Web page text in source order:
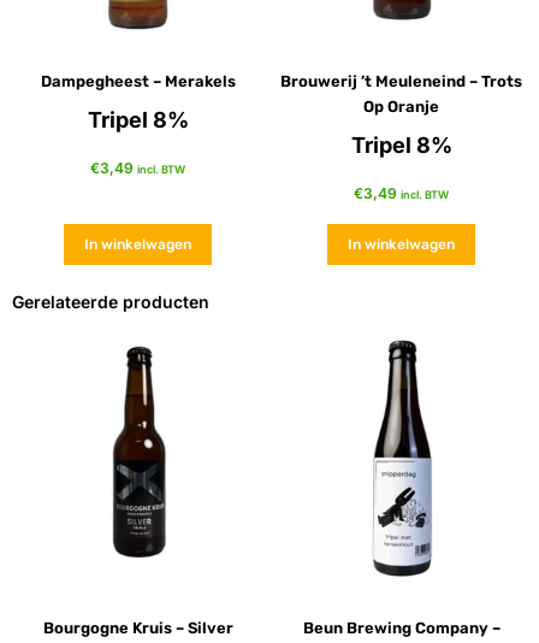
Dampegheest – Merakels
Tripel 8%
€3,49 incl. BTW
In winkelwagen
Brouwerij ’t Meuleneind – Trots
Op Oranje
Tripel 8%
€3,49 incl. BTW
In winkelwagen
Gerelateerde producten
Bourgogne Kruis – Silver
Beun Brewing Company –